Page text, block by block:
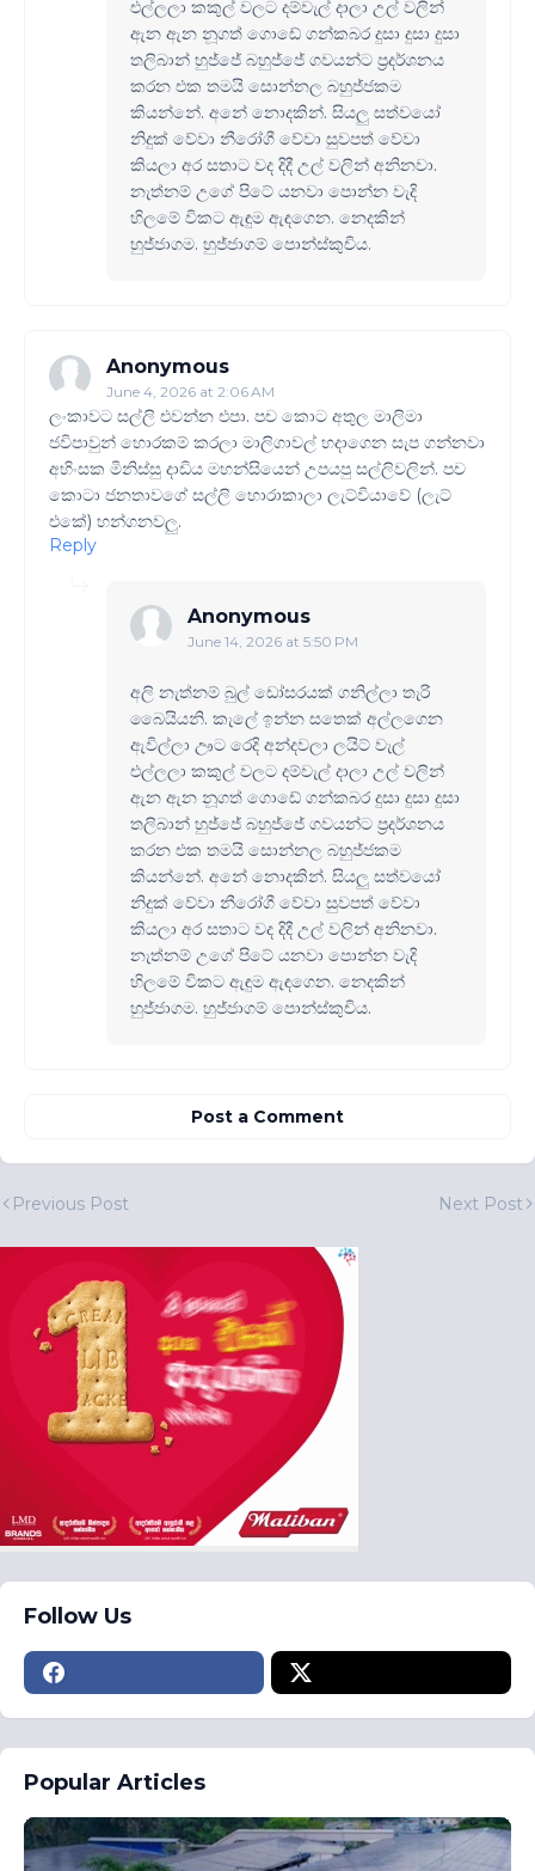
එල්ලලා කකුල් වලට දම්වැල් දාලා උල් වලින්
ඇන ඇන නූගත් ගොඩේ ගන්කබර දුසා දුසා දුසා
තලිබාන් හුජ්ජේ බහුජ්ජේ ගවයන්ට ප්‍රදර්ශනය
කරන එක තමයි සොන්නල බහුජ්ජකම
කියන්නේ. අනේ නොදකින්. සියලු සත්වයෝ
නිදුක් වේවා නීරෝගී වේවා සුවපත් වේවා
කියලා අර සතාට වද දිදී උල් වලින් අනිනවා.
නැත්නම් උගේ පිටේ යනවා පොන්න වැදි
හිලමේ විකට ඇඳුම ඇඳගෙන. නෙදකින්
හුජ්ජාගම. හුජ්ජාගම් පොන්ස්කුචිය.
Anonymous
June 4, 2026 at 2:06 AM
ලංකාවට සල්ලි එවන්න එපා. පච කොට අතුල මාලිමා
ජවිපාවුන් හොරකම් කරලා මාලිගාවල් හදාගෙන සැප ගන්නවා
අහිංසක මිනිස්සු දාඩිය මහන්සියෙන් උපයපු සල්ලිවලින්. පච
කොටා ජනතාවගේ සල්ලි හොරාකාලා ලැට්වියාවේ (ලැට්
එකේ) හන්ගනවලු.
Reply
Anonymous
June 14, 2026 at 5:50 PM
අලි නැත්නම් බුල් ඩෝසරයක් ගනිල්ලා තැරි
බෛයියනි. කැලේ ඉන්න සතෙක් අල්ලගෙන
ඇවිල්ලා ඌට රෙදි අන්දවලා ලයිට් වැල්
එල්ලලා කකුල් වලට දම්වැල් දාලා උල් වලින්
ඇන ඇන නූගත් ගොඩේ ගන්කබර දුසා දුසා දුසා
තලිබාන් හුජ්ජේ බහුජ්ජේ ගවයන්ට ප්‍රදර්ශනය
කරන එක තමයි සොන්නල බහුජ්ජකම
කියන්නේ. අනේ නොදකින්. සියලු සත්වයෝ
නිදුක් වේවා නීරෝගී වේවා සුවපත් වේවා
කියලා අර සතාට වද දිදී උල් වලින් අනිනවා.
නැත්නම් උගේ පිටේ යනවා පොන්න වැදි
හිලමේ විකට ඇඳුම ඇඳගෙන. නෙදකින්
හුජ්ජාගම. හුජ්ජාගම් පොන්ස්කුචිය.
Post a Comment
Previous Post Next Post
Follow Us
Popular Articles